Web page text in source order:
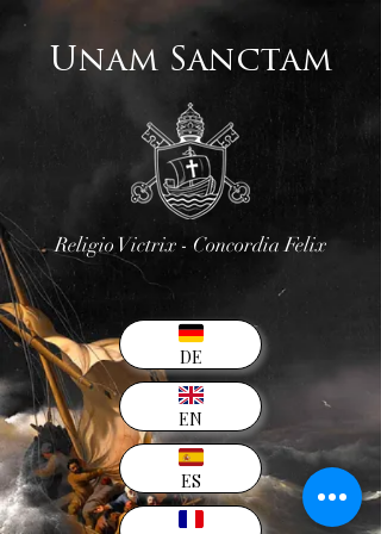
Unam Sanctam
Religio Victrix - Concordia Felix
DE
EN
ES